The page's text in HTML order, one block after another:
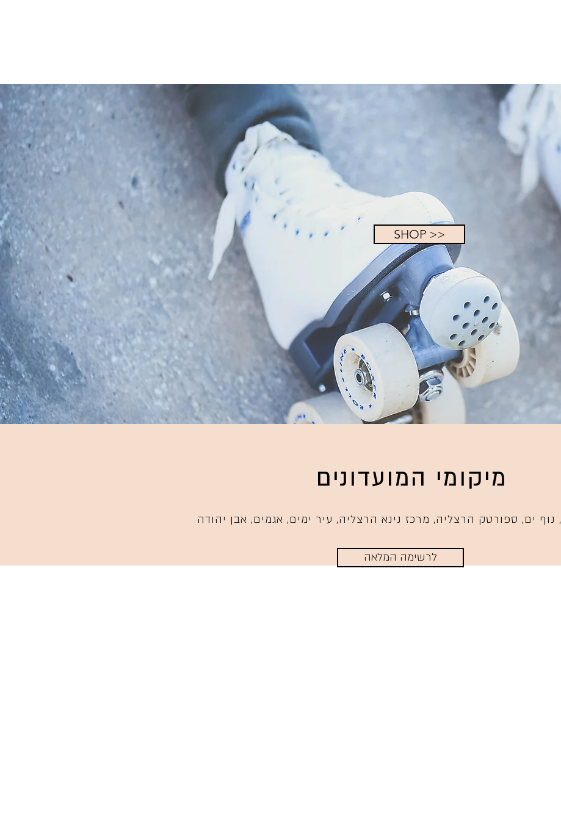
SHOP >>
מיקומי המועדונים
, נוף ים, ספורטק הרצליה, מרכז נינא הרצליה, עיר ימים, אגמים, אבן יהודה
לרשימה המלאה